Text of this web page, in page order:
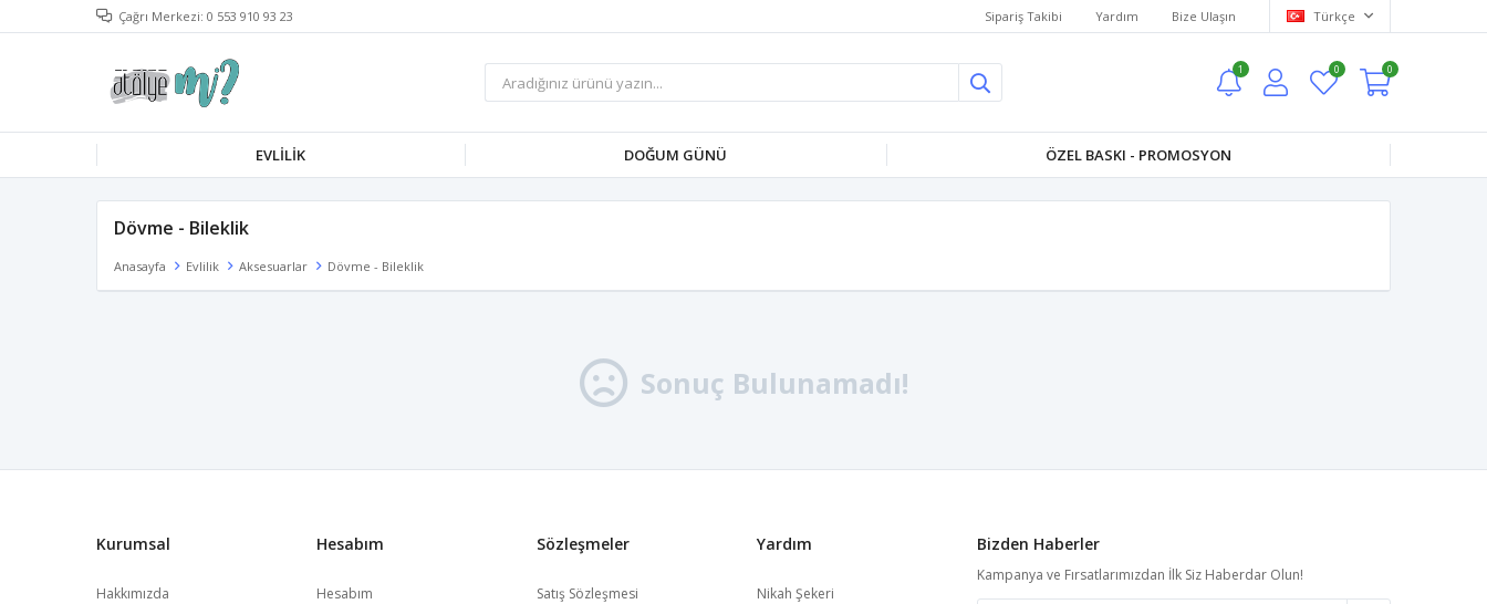
Çağrı Merkezi: 0 553 910 93 23 Sipariş Takibi Yardım Bize Ulaşın Türkçe
1 0 0
EVLILIK DOĞUM GÜNÜ ÖZEL BASKI - PROMOSYON
Dövme - Bileklik
Anasayfa Evlilik Aksesuarlar Dövme - Bileklik
Sonuç Bulunamadı!
Kurumsal
Hakkımızda
Hesabım
Hesabım
Sözleşmeler
Satış Sözleşmesi
Yardım
Nikah Şekeri
Bizden Haberler
Kampanya ve Fırsatlarımızdan İlk Siz Haberdar Olun!